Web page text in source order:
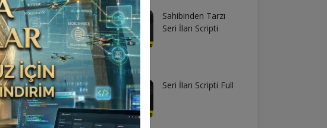
Sahibinden Tarzı
Seri İlan Scripti
Seri İlan Scripti Full